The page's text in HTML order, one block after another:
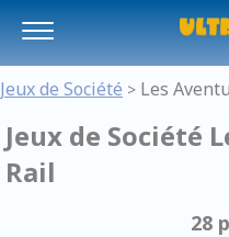
Jeux de Société > Les
Jeux de Société
Rail
28